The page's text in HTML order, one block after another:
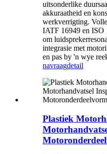
uitsonderlike
akkuraatheid en
werkverrigting.
IATF 16949 en ISO
om
integrasie met
en pas by 'n wye
navraagdetail
Plastiek